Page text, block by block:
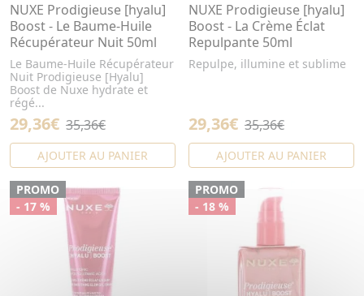
NUXE Prodigieuse [hyalu]
Boost - Le Baume-Huile
Récupérateur Nuit 50ml
Le Baume-Huile Récupérateur
Nuit Prodigieuse [Hyalu]
Boost de Nuxe hydrate et
régé...
29,36€ 35,36€
AJOUTER AU PANIER
NUXE Prodigieuse [hyalu]
Boost - La Crème Éclat
Repulpante 50ml
Repulpe, illumine et sublime
29,36€ 35,36€
AJOUTER AU PANIER
PROMO
- 17 %
PROMO
- 18 %